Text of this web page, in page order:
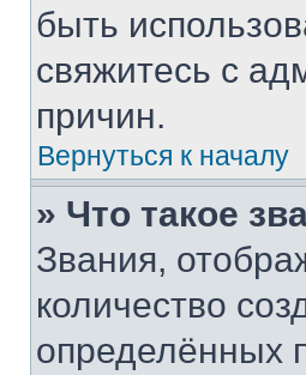
быть
свяжитесь с
причин.
Вернуться к началу
» Что такое
Звания,
количество
определённых